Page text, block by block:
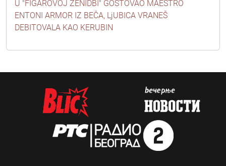
U "FIGAROVOJ ŽENIDBI" GOSTOVAO MAESTRO
ENTONI ARMOR IZ BEČA, LjUBICA VRANEŠ
DEBITOVALA KAO KERUBIN